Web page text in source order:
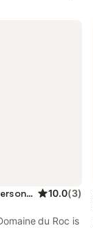
Maison d’hôte pour 2 personnes 10.0(3)
du Roc is